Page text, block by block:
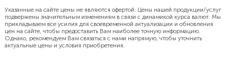
Указанные на сайте цены не являются офертой. Цены нашей продукции/услуг
подвержены значительным изменениям в связи с динамикой курса валют. Мы
прикладываем все усилия для своевременной актуализации и обновления
цен на сайте, чтобы предоставить Вам наиболее точную информацию.
Однако, рекомендуем Вам связаться с нами напрямую, чтобы уточнить
актуальные цены и условия приобретения.